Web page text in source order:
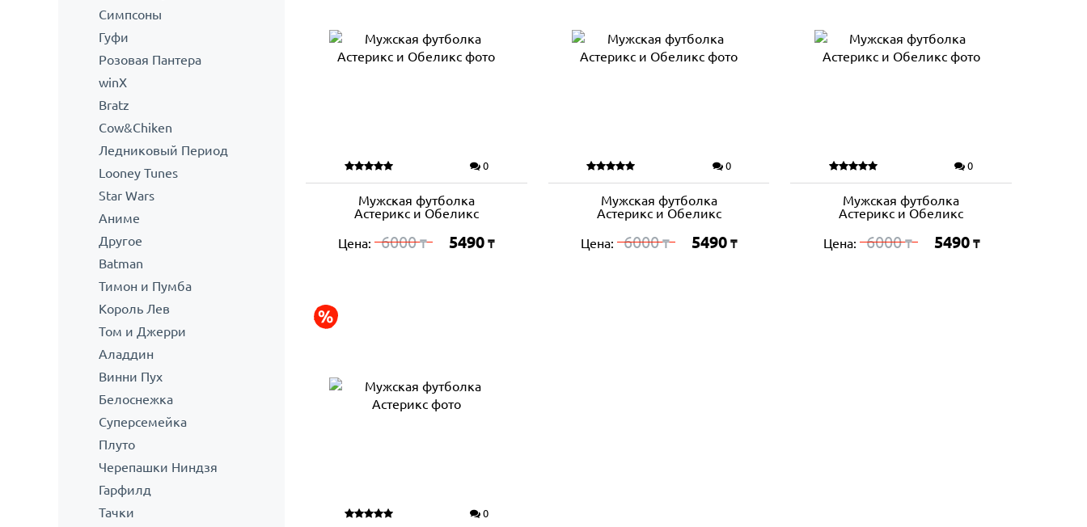
Симпсоны
Гуфи
Розовая Пантера
winX
Bratz
Cow&Chiken
Ледниковый Период
Looney Tunes
Star Wars
Аниме
Другое
Batman
Тимон и Пумба
Король Лев
Том и Джерри
Аладдин
Винни Пух
Белоснежка
Суперсемейка
Плуто
Черепашки Ниндзя
Гарфилд
Тачки
0
Мужская футболка
Астерикс и Обеликс
Цена: 6000₸ 5490 ₸
0
Мужская футболка
Астерикс и Обеликс
Цена: 6000₸ 5490 ₸
0
Мужская футболка
Астерикс и Обеликс
Цена: 6000₸ 5490 ₸
0